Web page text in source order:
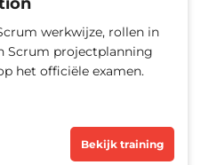
werkwijze, rollen in
Scrum projectplanning
het officiële examen.
Bekijk training